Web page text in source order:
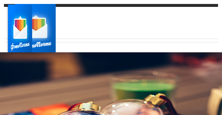
Ваш город:
Ваш регион доставки